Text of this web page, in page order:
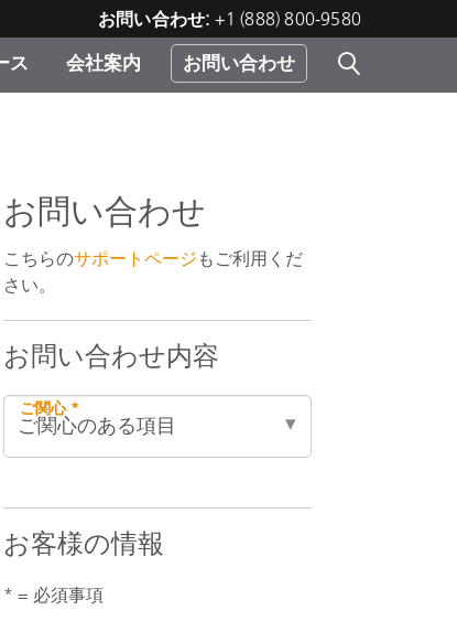
お問い合わせ: +1 (888) 800-9580
ス 会社案内 お問い合わせ
お問い合わせ
こちらのサポートページ もご利用くだ
さい。
お問い合わせ内容
ご関心 *
お客様の情報
* = 必須事項